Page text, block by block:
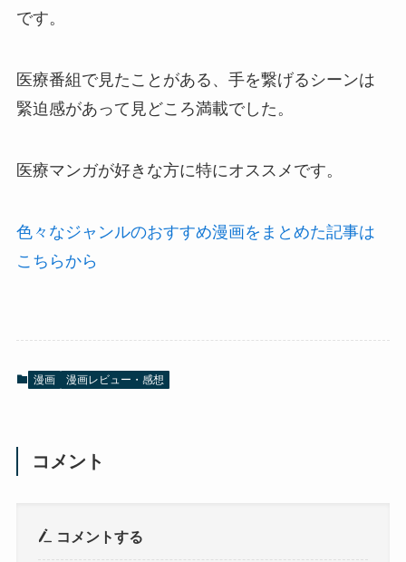
です。
医療番組で見たことがある、手を繋げるシーンは
緊迫感があって見どころ満載でした。
医療マンガが好きな方に特にオススメです。
色々なジャンルのおすすめ漫画をまとめた記事は
こちらから
漫画 漫画レビュー・感想
コメント
コメントする